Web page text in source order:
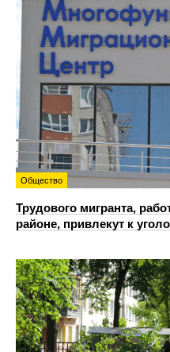
Общество
Трудового мигранта,
районе, привлекут к